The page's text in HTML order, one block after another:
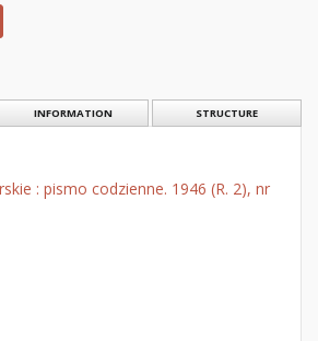
INFORMATION STRUCTURE
: pismo codzienne. 1946 (R. 2), nr